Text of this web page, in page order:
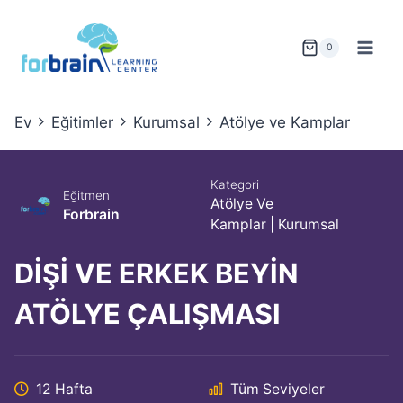
content
0
Ev Eğitimler Kurumsal Atölye ve Kamplar
Eğitmen
Forbrain
Kategori
Atölye Ve
Kamplar
Kurumsal
DİŞİ VE ERKEK BEYİN
ATÖLYE ÇALIŞMASI
12 Hafta Tüm Seviyeler